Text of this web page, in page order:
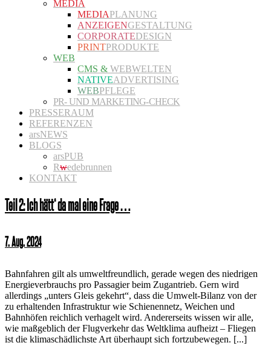
MEDIA
MEDIAPLANUNG
ANZEIGENGESTALTUNG
CORPORATEDESIGN
PRINTPRODUKTE
WEB
CMS & WEBWELTEN
NATIVEADVERTISING
WEBPFLEGE
PR- UND MARKETING-CHECK
PRESSERAUM
REFERENZEN
arsNEWS
BLOGS
arsPUB
Rwedebrunnen
KONTAKT
Teil 2: Ich hätt‘ da mal eine Frage …
7. Aug. 2024
Bahnfahren gilt als umweltfreundlich, gerade wegen des niedrigen
Energieverbrauchs pro Passagier beim Zugantrieb. Gern wird
allerdings „unters Gleis gekehrt“, dass die Umwelt-Bilanz von der
zu erhaltenden Infrastruktur wie Schienennetz, Weichen und
Bahnhöfen reichlich verhagelt wird. Andererseits wissen wir alle,
wie maßgeblich der Flugverkehr das Weltklima aufheizt – Fliegen
ist die klimaschädlichste Art überhaupt sich fortzubewegen. [...]